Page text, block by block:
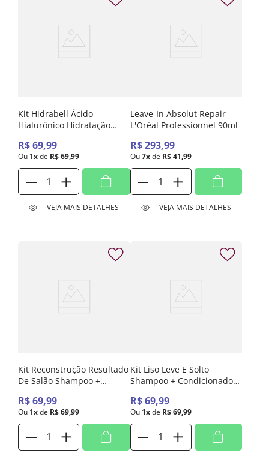
Kit Hidrabell Ácido
Hialurônico Hidratação
800ml + Condicionador
800g
R$69,99
Ou 1xde R$69,99
VEJA MAIS DETALHES
Leave-In Absolut Repair
L'Oréal Professionnel 90ml
R$ 293,99
Ou 7x de R$ 41,99
VEJA MAIS DETALHES
Kit Reconstrução Resultado
De Salão Shampoo +
800ml
R$69,99
Ou 1xde R$69,99
Kit Liso Leve E Solto
Shampoo + Condicionador
R$ 69,99
Ou 1x de R$ 69,99